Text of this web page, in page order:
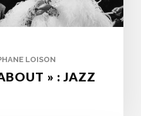
LOISON
» : JAZZ